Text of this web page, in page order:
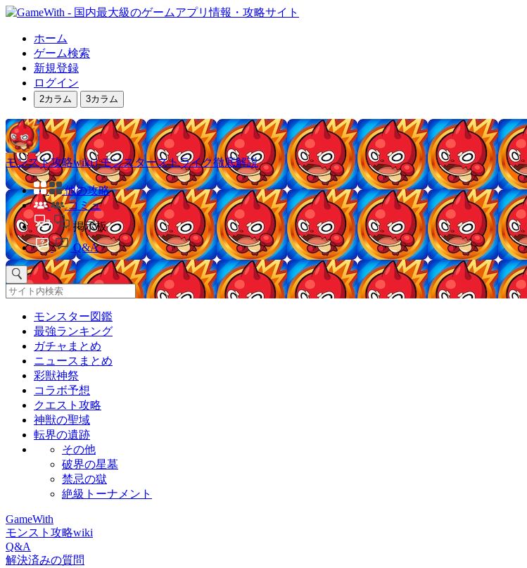
ホーム
ゲーム検索
新規登録
ログイン
2カラム 3カラム
モンスト攻略wiki | モンスターストライク徹底解説
他の攻略
コミュ
掲示板
Q&A
モンスター図鑑
最強ランキング
ガチャまとめ
ニュースまとめ
彩獣神祭
コラボ予想
クエスト攻略
神獣の聖域
転界の遺跡
その他
破界の星墓
禁忌の獄
絶級トーナメント
GameWith
モンスト攻略wiki
Q&A
解決済みの質問